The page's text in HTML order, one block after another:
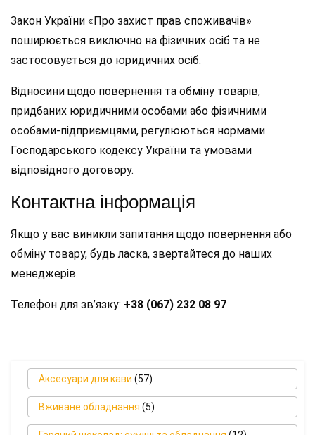
Закон України «Про захист прав споживачів»
поширюється виключно на фізичних осіб та не
застосовується до юридичних осіб.
Відносини щодо повернення та обміну товарів,
придбаних юридичними особами або фізичними
особами-підприємцями, регулюються нормами
Господарського кодексу України та умовами
відповідного договору.
Контактна інформація
Якщо у вас виникли запитання щодо повернення або
обміну товару, будь ласка, звертайтеся до наших
менеджерів.
Телефон для зв’язку: +38 (067) 232 08 97
Аксесуари для кави (57)
Вживане обладнання (5)